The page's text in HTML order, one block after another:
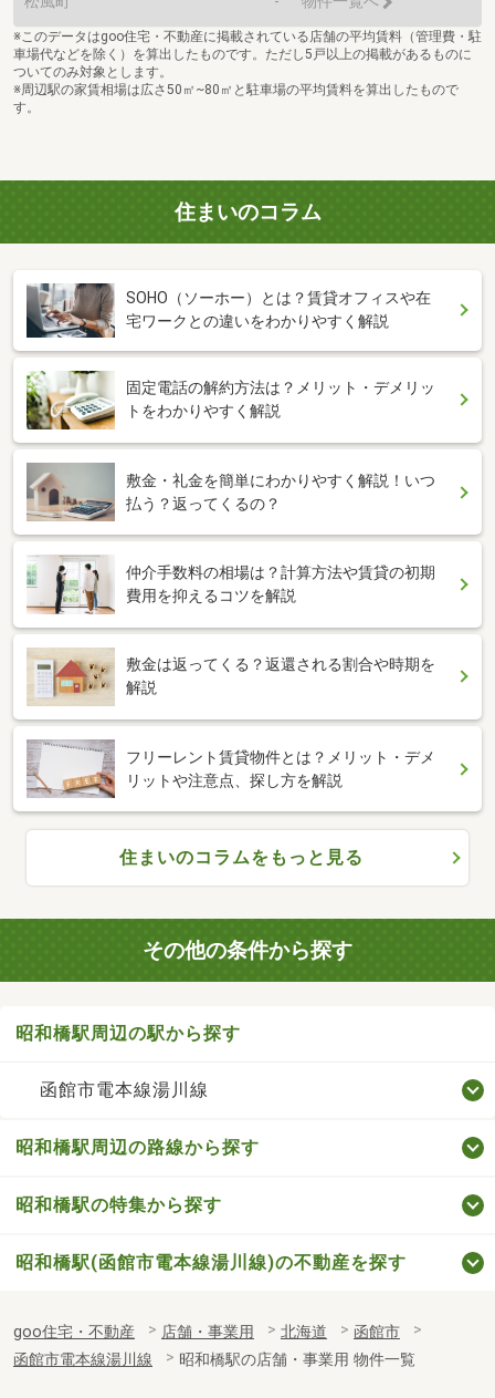
※このデータはgoo住宅・不動産に掲載されている店舗の平均賃料（管理費・駐
車場代などを除く）を算出したものです。ただし5戸以上の掲載があるものに
ついてのみ対象とします。
※周辺駅の家賃相場は広さ50㎡~80㎡と駐車場の平均賃料を算出したもので
す。
住まいのコラム
SOHO（ソーホー）とは？賃貸オフィスや在
宅ワークとの違いをわかりやすく解説
固定電話の解約方法は？メリット・デメリッ
トをわかりやすく解説
敷金・礼金を簡単にわかりやすく解説！いつ
払う？返ってくるの？
仲介手数料の相場は？計算方法や賃貸の初期
費用を抑えるコツを解説
敷金は返ってくる？返還される割合や時期を
解説
フリーレント賃貸物件とは？メリット・デメ
リットや注意点、探し方を解説
住まいのコラムをもっと見る
その他の条件から探す
昭和橋駅周辺の駅から探す
函館市電本線湯川線
昭和橋駅周辺の路線から探す
昭和橋駅の特集から探す
昭和橋駅(函館市電本線湯川線)の不動産を探す
goo住宅・不動産 店舗・事業用 北海道
函館市
函館市電本線湯川線
昭和橋駅の店舗・事業用 物件一覧